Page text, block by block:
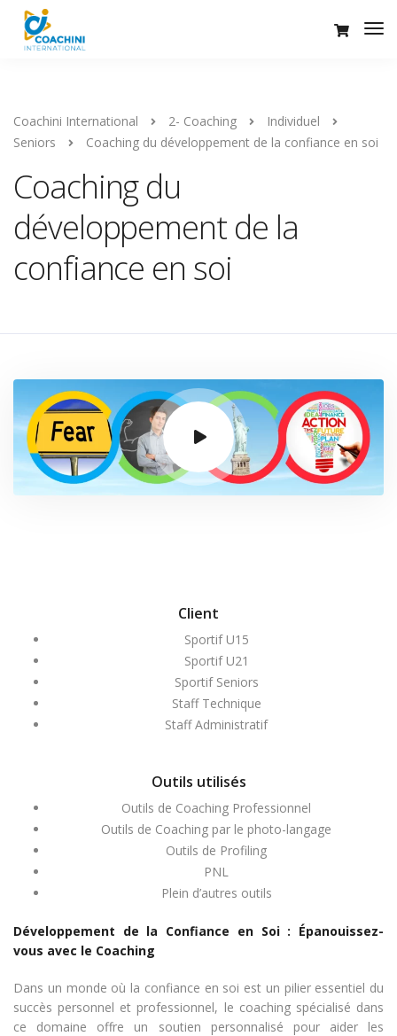
Coachini International 2- Coaching
Individuel
Seniors
Coaching du développement de la confiance en soi
Coaching du
développement de la
confiance en soi
Client
Sportif U15
Sportif U21
Sportif Seniors
Staff Technique
Staff Administratif
Outils utilisés
Outils de Coaching Professionnel
Outils de Coaching par le photo-langage
Outils de Profiling
PNL
Plein d’autres outils
Développement de la Confiance en Soi : Épanouissez-
vous avec le Coaching
Dans un monde où la confiance en soi est un pilier essentiel du
succès personnel et professionnel, le coaching spécialisé dans
ce domaine offre un soutien personnalisé pour aider les